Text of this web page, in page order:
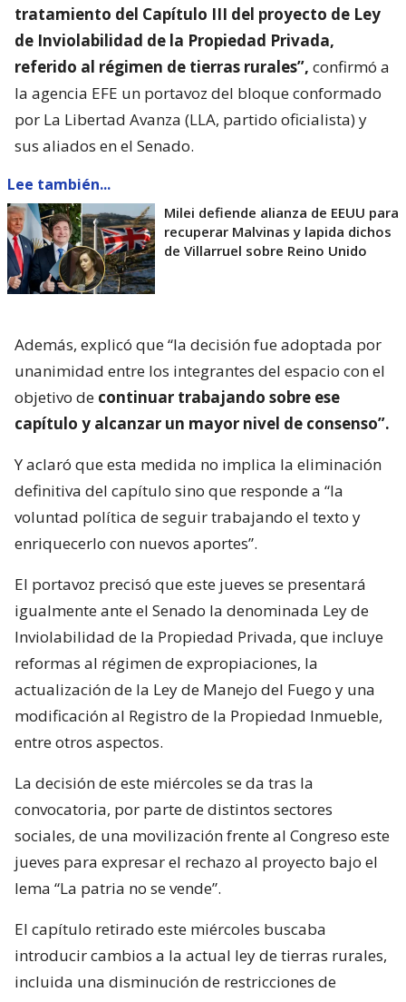
tratamiento del Capítulo III del proyecto de Ley
de Inviolabilidad de la Propiedad Privada,
referido al régimen de tierras rurales”, confirmó a
la agencia EFE un portavoz del bloque conformado
por La Libertad Avanza (LLA, partido oficialista) y
sus aliados en el Senado.
Lee también...
Milei defiende alianza de EEUU para
recuperar Malvinas y lapida dichos
de Villarruel sobre Reino Unido
Además, explicó que “la decisión fue adoptada por
unanimidad entre los integrantes del espacio con el
objetivo de continuar trabajando sobre ese
capítulo y alcanzar un mayor nivel de consenso”.
Y aclaró que esta medida no implica la eliminación
definitiva del capítulo sino que responde a “la
voluntad política de seguir trabajando el texto y
enriquecerlo con nuevos aportes”.
El portavoz precisó que este jueves se presentará
igualmente ante el Senado la denominada Ley de
Inviolabilidad de la Propiedad Privada, que incluye
reformas al régimen de expropiaciones, la
actualización de la Ley de Manejo del Fuego y una
modificación al Registro de la Propiedad Inmueble,
entre otros aspectos.
La decisión de este miércoles se da tras la
convocatoria, por parte de distintos sectores
sociales, de una movilización frente al Congreso este
jueves para expresar el rechazo al proyecto bajo el
lema “La patria no se vende”.
El capítulo retirado este miércoles buscaba
introducir cambios a la actual ley de tierras rurales,
incluida una disminución de restricciones de